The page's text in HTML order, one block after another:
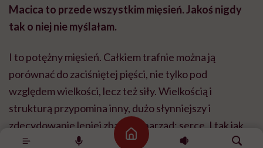
Strona główna
Macica to przede wszystkim mięsień. Jakoś nigdy
tak o niej nie myślałam.
I to potężny mięsień. Całkiem trafnie można ją
porównać do zaciśniętej pięści, nie tylko pod
względem wielkości, lecz też siły. Wielkością i
strukturą przypomina inny, dużo słynniejszy i
zdecydowanie lepiej zbadany narząd: serce. I tak jak
serce, składa się z trzech warstw. W przypadku